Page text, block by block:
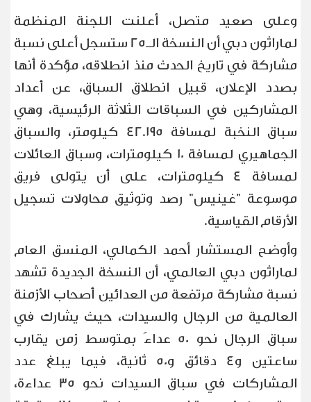
وعلى صعيد متصل، أعلنت اللجنة المنظمة
لماراثون دبي أن النسخة الـ25 ستسجل أعلى نسبة
مشاركة في تاريخ الحدث منذ انطلاقه، مؤكدة أنها
بصدد الإعلان، قبيل انطلاق السباق، عن أعداد
المشاركين في السباقات الثلاثة الرئيسية، وهي
سباق النخبة لمسافة 42.195 كيلومتر، والسباق
الجماهيري لمسافة 10 كيلومترات، وسباق العائلات
لمسافة 4 كيلومترات، على أن يتولى فريق
موسوعة "غينيس" رصد وتوثيق محاولات تسجيل
الأرقام القياسية.
وأوضح المستشار أحمد الكمالي، المنسق العام
لماراثون دبي العالمي، أن النسخة الجديدة تشهد
نسبة مشاركة مرتفعة من العدائين أصحاب الأزمنة
العالمية من الرجال والسيدات، حيث يشارك في
سباق الرجال نحو 50 عداءً بمتوسط زمن يقارب
ساعتين و4 دقائق و50 ثانية، فيما يبلغ عدد
المشاركات في سباق السيدات نحو 35 عداءة،